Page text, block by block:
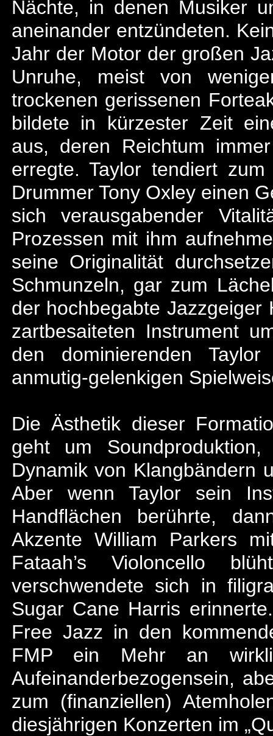
Nächte, in denen Musiker
aneinander entzündeten.
Jahr der Motor der großen
Unruhe, meist von
trockenen gerissenen
bildete in kürzester Zeit
aus, deren Reichtum
erregte. Taylor tendiert
Drummer Tony Oxley einen
sich verausgabender
Prozessen mit ihm
seine Originalität
Schmunzeln, gar zum
der hochbegabte
zartbesaiteten Instrument
den dominierenden
anmutig-gelenkigen
Die Ästhetik dieser
geht um
Dynamik von Klangbändern
Aber wenn Taylor sein
Handflächen berührte,
Akzente William Parkers
Fataah’s Violoncello
verschwendete sich in
Sugar Cane Harris
Free Jazz in den
FMP ein Mehr an
Aufeinanderbezogensein,
zum (finanziellen)
diesjährigen Konzerten im